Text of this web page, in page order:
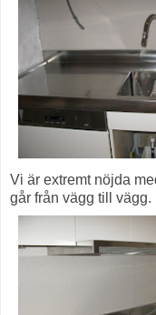
Vi är extremt nöjda
går från vägg till vägg.